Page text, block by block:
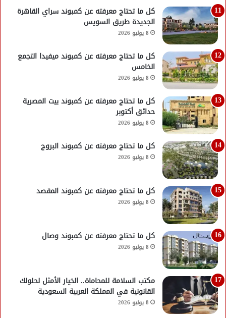
كل ما تحتاج معرفته عن كمبوند سراي القاهرة
الجديدة طريق السويس
8 يوليو 2026
كل ما تحتاج معرفته عن كمبوند ميفيدا التجمع
الخامس
8 يوليو 2026
كل ما تحتاج معرفته عن كمبوند بيت المصرية
حدائق أكتوبر
8 يوليو 2026
كل ما تحتاج معرفته عن كمبوند البروج
8 يوليو 2026
كل ما تحتاج معرفته عن كمبوند المقصد
8 يوليو 2026
كل ما تحتاج معرفته عن كمبوند وصال
8 يوليو 2026
مكتب السلامة للمحاماة.. الخيار الأمثل لحلولك
القانونية في المملكة العربية السعودية
8 يوليو 2026